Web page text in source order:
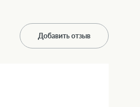
Добавить отзыв